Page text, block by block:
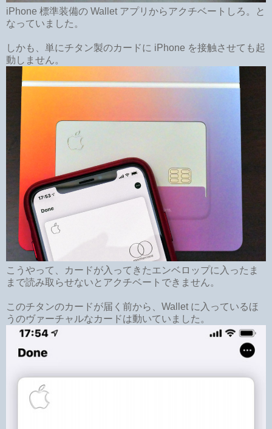
iPhone 標準装備の Wallet アプリからアクチベートしろ。と
なっていました。
しかも、単にチタン製のカードに iPhone を接触させても起
動しません。
こうやって、カードが入ってきたエンベロップに入ったま
まで読み取らせないとアクチベートできません。
このチタンのカードが届く前から、Wallet に入っているほ
うのヴァーチャルなカードは動いていました。